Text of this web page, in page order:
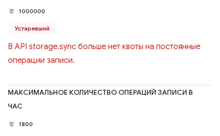
1000000
Устаревший
В API storage.sync больше нет квоты на постоянные
операции записи.
МАКСИМАЛЬНОЕ КОЛИЧЕСТВО ОПЕРАЦИЙ ЗАПИСИ В
ЧАС
1800